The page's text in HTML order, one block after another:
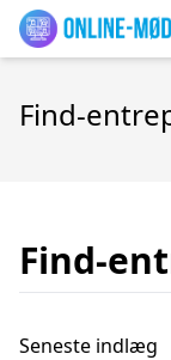
Find-
Find-
Seneste indlæg